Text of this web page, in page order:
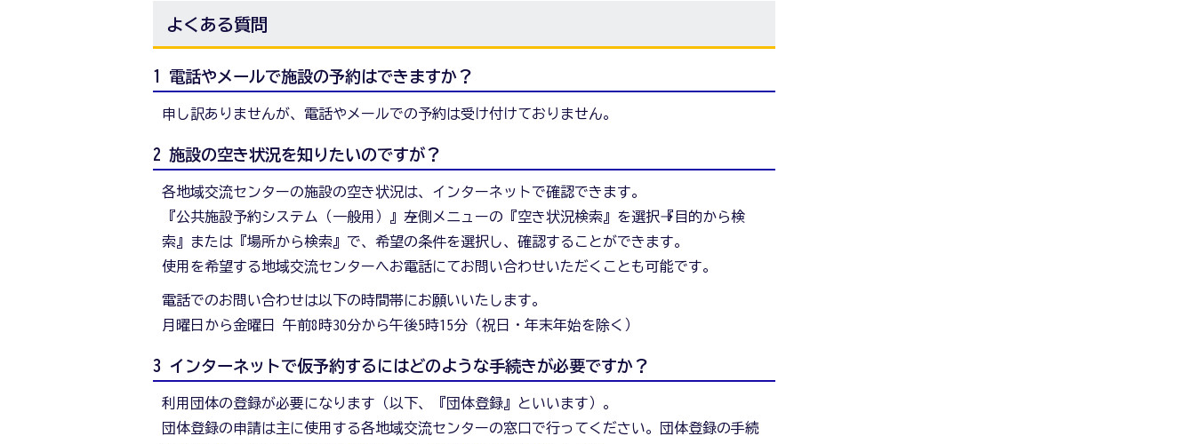
よくある質問
1 電話やメールで施設の予約はできますか？
申し訳ありませんが、電話やメールでの予約は受け付けておりません。
2 施設の空き状況を知りたいのですが？
各地域交流センターの施設の空き状況は、インターネットで確認できます。
『公共施設予約システム（一般用）』→左側メニューの『空き状況検索』を選択→『目的から検
索』または『場所から検索』で、希望の条件を選択し、確認することができます。
使用を希望する地域交流センターへお電話にてお問い合わせいただくことも可能です。
電話でのお問い合わせは以下の時間帯にお願いいたします。
月曜日から金曜日 午前8時30分から午後5時15分（祝日・年末年始を除く）
3 インターネットで仮予約するにはどのような手続きが必要ですか？
利用団体の登録が必要になります（以下、『団体登録』といいます）。
団体登録の申請は主に使用する各地域交流センターの窓口で行ってください。団体登録の手続